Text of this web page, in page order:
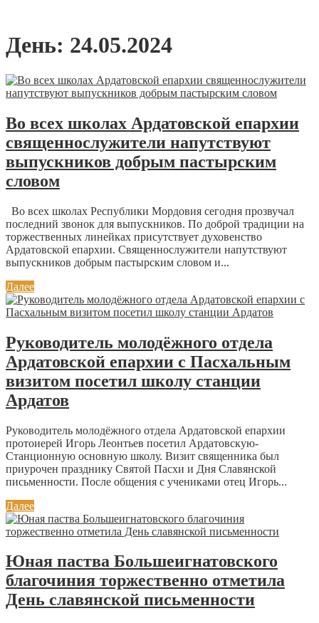
День: 24.05.2024
Во всех школах Ардатовской епархии
священнослужители напутствуют
выпускников добрым пастырским
словом
Во всех школах Республики Мордовия сегодня прозвучал
последний звонок для выпускников. По доброй традиции на
торжественных линейках присутствует духовенство
Ардатовской епархии. Священнослужители напутствуют
выпускников добрым пастырским словом и...
Далее
Руководитель молодёжного отдела
Ардатовской епархии с Пасхальным
визитом посетил школу станции
Ардатов
Руководитель молодёжного отдела Ардатовской епархии
протоиерей Игорь Леонтьев посетил Ардатовскую-
Станционную основную школу. Визит священника был
приурочен празднику Святой Пасхи и Дня Славянской
письменности. После общения с учениками отец Игорь...
Далее
Юная паства Большеигнатовского
благочиния торжественно отметила
День славянской письменности